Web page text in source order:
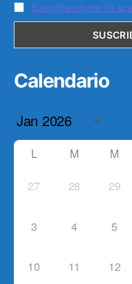
Suscribiendome Yo
Calendario
L M M
27 28 29
3 4 5
10 11 12